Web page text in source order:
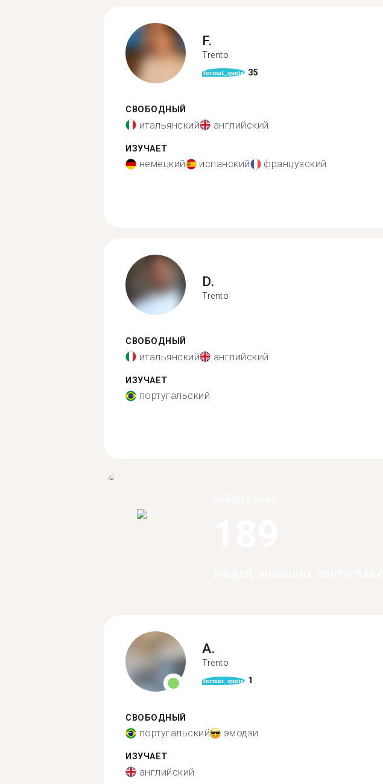
F.
Trento
format_quote 35
СВОБОДНЫЙ
итальянский английский
ИЗУЧАЕТ
немецкий испанский французский
D.
Trento
СВОБОДНЫЙ
итальянский английский
ИЗУЧАЕТ
португальский
A.
Trento
format_quote 1
СВОБОДНЫЙ
португальский эмодзи
ИЗУЧАЕТ
английский